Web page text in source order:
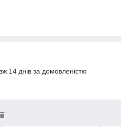
14 днів за домовленістю